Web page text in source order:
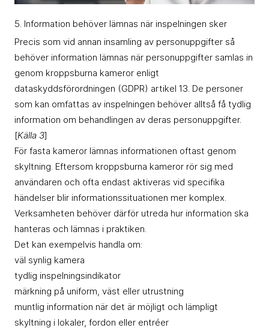
5. Information behöver lämnas när inspelningen sker
Precis som vid annan insamling av personuppgifter så
behöver information lämnas när personuppgifter samlas in
genom kroppsburna kameror enligt
dataskyddsförordningen (GDPR) artikel 13. De personer
som kan omfattas av inspelningen behöver alltså få tydlig
information om behandlingen av deras personuppgifter.
[Källa 3]
För fasta kameror lämnas informationen oftast genom
skyltning. Eftersom kroppsburna kameror rör sig med
användaren och ofta endast aktiveras vid specifika
händelser blir informationssituationen mer komplex.
Verksamheten behöver därför utreda hur information ska
hanteras och lämnas i praktiken.
Det kan exempelvis handla om:
väl synlig kamera
tydlig inspelningsindikator
märkning på uniform, väst eller utrustning
muntlig information när det är möjligt och lämpligt
skyltning i lokaler, fordon eller entréer